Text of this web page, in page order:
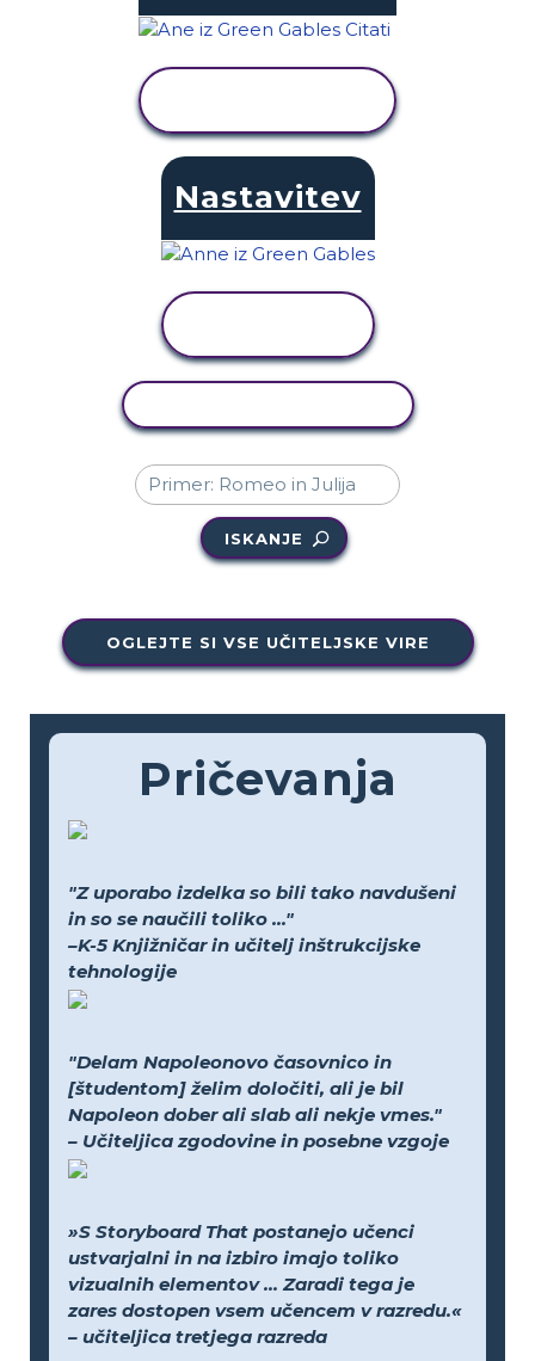
Nastavitev
ISKANJE
OGLEJTE SI VSE UČITELJSKE VIRE
Pričevanja
"Z uporabo izdelka so bili tako navdušeni
in so se naučili toliko ..."
–K-5 Knjižničar in učitelj inštrukcijske
tehnologije
"Delam Napoleonovo časovnico in
[študentom] želim določiti, ali je bil
Napoleon dober ali slab ali nekje vmes."
– Učiteljica zgodovine in posebne vzgoje
»S Storyboard That postanejo učenci
ustvarjalni in na izbiro imajo toliko
vizualnih elementov ... Zaradi tega je
zares dostopen vsem učencem v razredu.«
– učiteljica tretjega razreda